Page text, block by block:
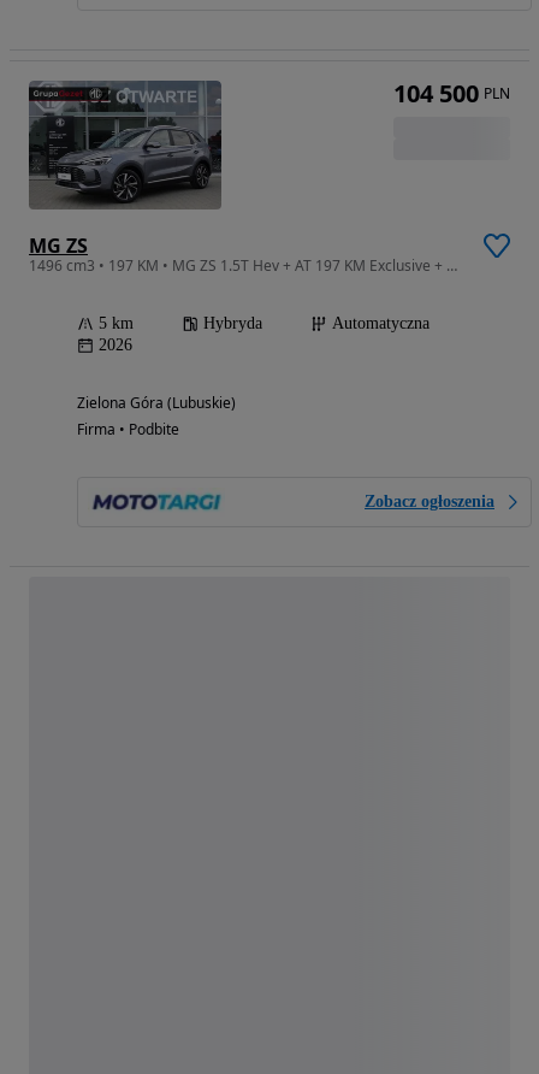
MG ZS
1496 cm3 • 197 KM • MG ZS 1.5T Hev + AT 197 KM Exclusive + Hampstead Grey
5 km Hybryda
Automatyczna
2026
Zielona Góra (Lubuskie)
Firma • Podbite
Zobacz ogłoszenia
104 500 PLN